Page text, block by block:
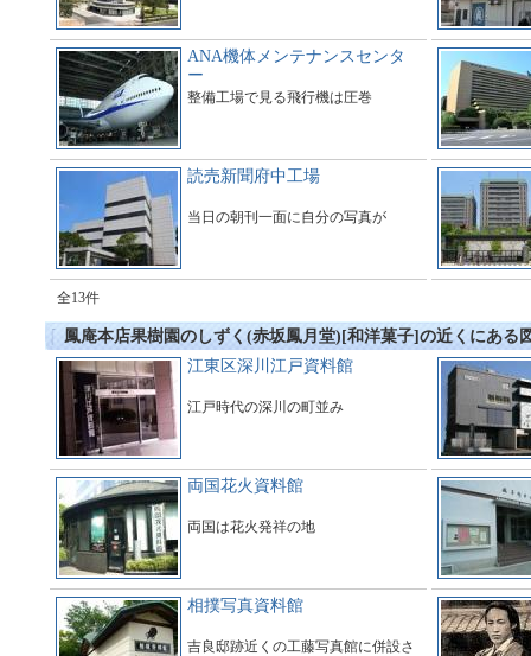
ANA機体メンテナンスセンタ
ー
整備工場で見る飛行機は圧巻
読売新聞府中工場
当日の朝刊一面に自分の写真が
全13件
鳳庵本店果樹園のしずく(赤坂鳳月堂)[和洋菓子]の近くにある
江東区深川江戸資料館
江戸時代の深川の町並み
両国花火資料館
両国は花火発祥の地
相撲写真資料館
吉良邸跡近くの工藤写真館に併設さ